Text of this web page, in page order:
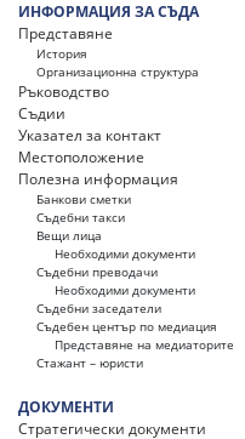
ИНФОРМАЦИЯ ЗА СЪДА
Представяне
История
Организационна структура
Ръководство
Съдии
Указател за контакт
Местоположение
Полезна информация
Банкови сметки
Съдебни такси
Вещи лица
Необходими документи
Съдебни преводачи
Необходими документи
Съдебни заседатели
Съдебен център по медиация
Представяне на медиаторите
Стажант – юристи
ДОКУМЕНТИ
Стратегически документи